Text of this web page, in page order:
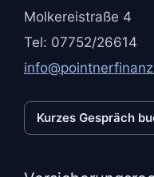
Molkereistraße 4
Tel: 07752/26614
Kurzes Gespräch